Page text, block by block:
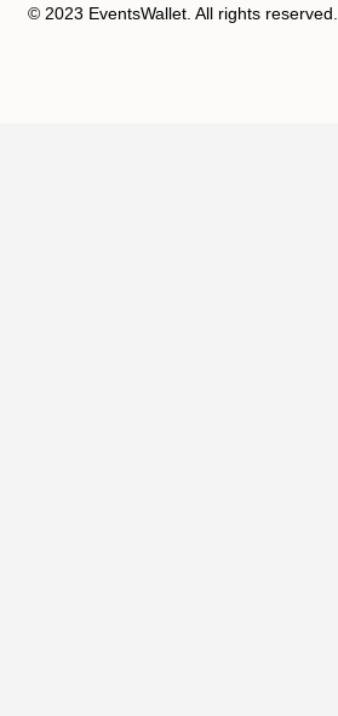
© 2023 EventsWallet. All rights reserved.